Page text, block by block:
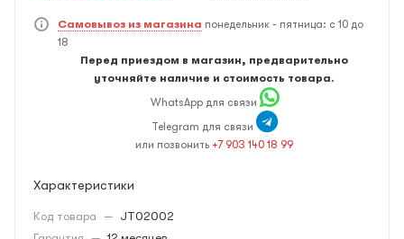
Самовывоз из магазина понедельник - пятница: с 10 до
18
Перед приездом в магазин, предварительно
уточняйте наличие и стоимость товара.
WhatsApp для связи
Telegram для связи
или позвонить +7 903 140 18 99
Характеристики
Код товара — JT02002